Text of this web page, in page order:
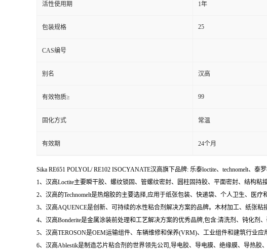
活性使用期 1年
包装规格 25
CAS编号
别名 汉高
有效物质≥ 99
固化方式 常温
有效期 24个月
Sika RE651 POLYOL/ RE102 ISOCYANATE汉高旗下品牌: 乐泰loctite、technomelt、泰
1、汉高Loctite主要瞬干胶、螺纹锁固、管螺纹密封、圆柱固持胶、平面密封、结构粘
2、汉高的Technomelt是热熔胶的主要选择,应用于纸张包装、快递袋、个人卫生、医疗
3、汉高AQUENCE是创新、可持续的水性粘合剂解决方案的品牌。木材加工、纸张粘
4、汉高Bonderite是金属涂装前处理和工艺解决方案的优秀品牌,包含:清洗剂、钝化剂
5、汉高TEROSON是OEM运输组件、车辆维修和保养(VRM)、工业组件和建筑行业
6、汉高Ablestik是制造芯片粘合剂的世界领先公司,导电胶、导电膜、绝缘膜、导热